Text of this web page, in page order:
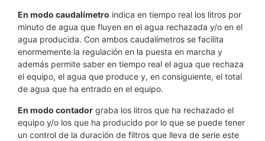
En modo caudalímetro indica en tiempo real los litros por
minuto de agua que fluyen en el agua rechazada y/o en el
agua producida. Con ambos caudalímetros se facilita
enormemente la regulación en la puesta en marcha y
además permite saber en tiempo real el agua que rechaza
el equipo, el agua que produce y, en consiguiente, el total
de agua que ha entrado en el equipo.
En modo contador graba los litros que ha rechazado el
equipo y/o los que ha producido por lo que se puede tener
un control de la duración de filtros que lleva de serie este